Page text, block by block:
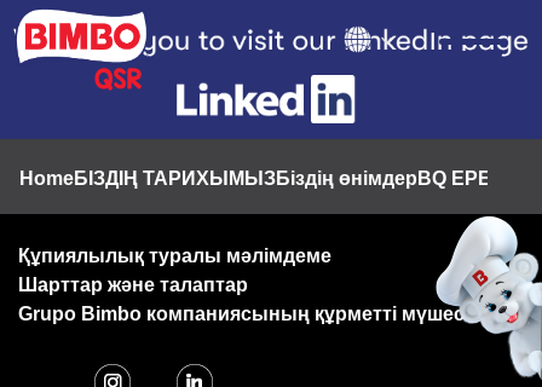
Skip
to
main
Footer
HomeБІЗДІҢ ТАРИХЫМЫЗБіздің өнімдер BQ
Құпиялылық туралы мәлімдеме
Шарттар және талаптар
Grupo Bimbo компаниясының құрметті мүшесі